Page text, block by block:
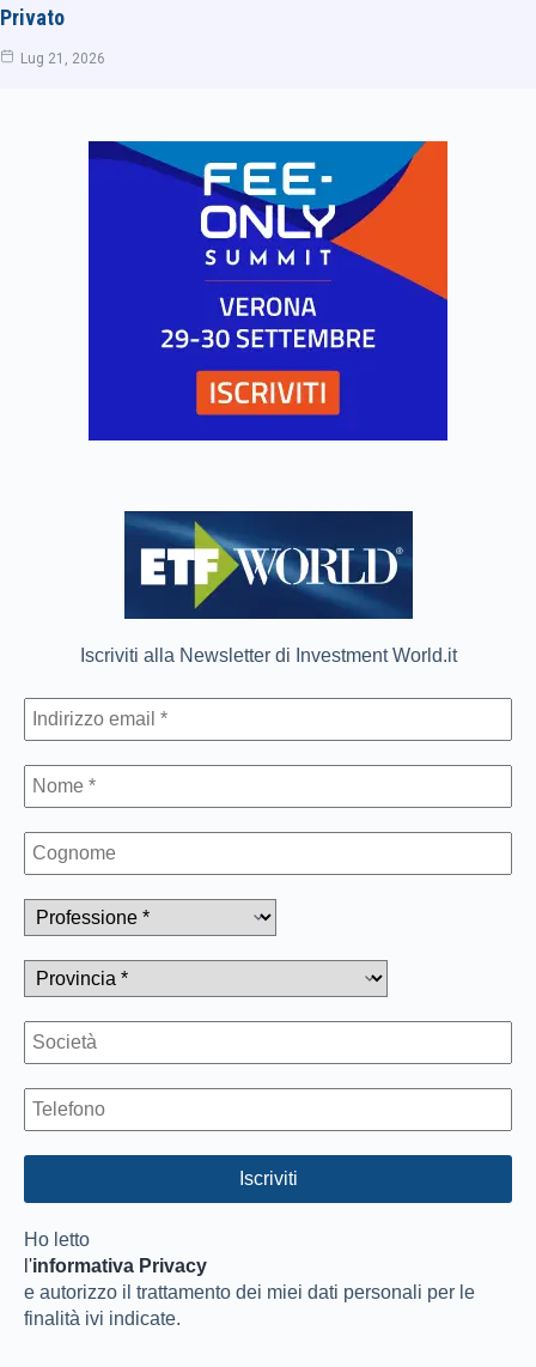
Privato
Lug 21, 2026
Iscriviti alla Newsletter di Investment World.it
Ho letto
l'informativa Privacy
e autorizzo il trattamento dei miei dati personali per le
finalità ivi indicate.